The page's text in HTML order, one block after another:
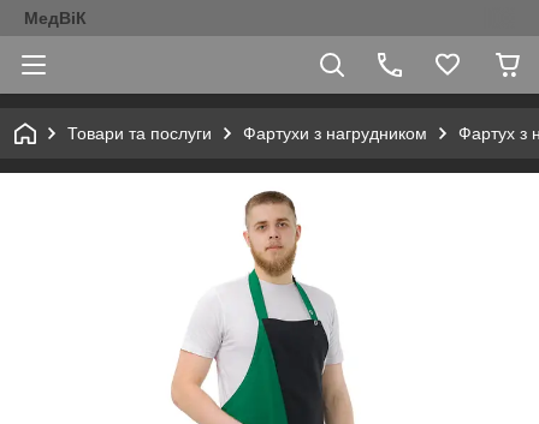
МедВіК
Товари та послуги Фартухи з нагрудником Фартух з